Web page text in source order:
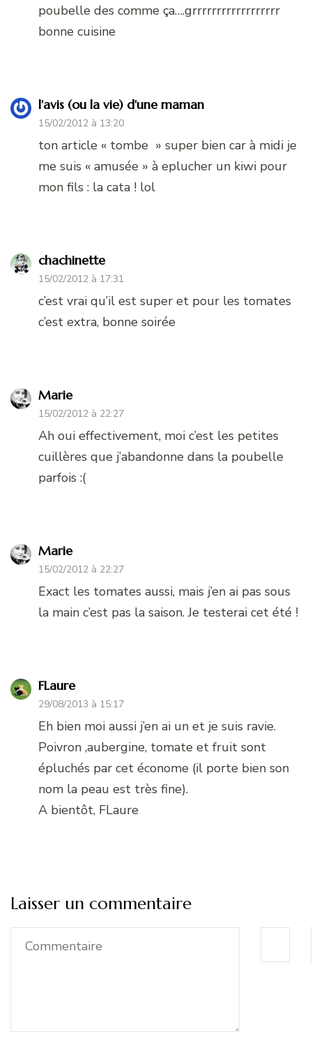
poubelle des comme ça….grrrrrrrrrrrrrrrrrr
bonne cuisine
l'avis (ou la vie) d'une maman
15/02/2012 à 13:20
ton article « tombe » super bien car à midi je
me suis « amusée » à eplucher un kiwi pour
mon fils : la cata ! lol
chachinette
15/02/2012 à 17:31
c’est vrai qu’il est super et pour les tomates
c’est extra, bonne soirée
Marie
15/02/2012 à 22:27
Ah oui effectivement, moi c’est les petites
cuillères que j’abandonne dans la poubelle
parfois :(
Marie
15/02/2012 à 22:27
Exact les tomates aussi, mais j’en ai pas sous
la main c’est pas la saison. Je testerai cet été !
FLaure
29/08/2013 à 15:17
Eh bien moi aussi j’en ai un et je suis ravie.
Poivron ,aubergine, tomate et fruit sont
épluchés par cet économe (il porte bien son
nom la peau est très fine).
A bientôt, FLaure
Laisser un commentaire